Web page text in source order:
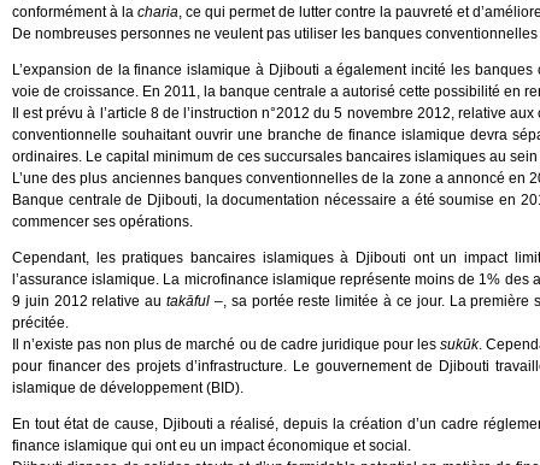
conformément à la charia, ce qui permet de lutter contre la pauvreté et
De nombreuses personnes ne veulent pas utiliser les banques
L’expansion de la finance islamique à Djibouti a également incité les
voie de croissance. En 2011, la banque centrale a autorisé cette possibilité en
Il est prévu à l’article 8 de l’instruction n°2012 du 5 novembre 2012, relative
conventionnelle souhaitant ouvrir une branche de finance islamique devra
ordinaires. Le capital minimum de ces succursales bancaires islamiques au
L’une des plus anciennes banques conventionnelles de la zone a annoncé
Banque centrale de Djibouti, la documentation nécessaire a été soumise en
commencer ses opérations.
Cependant, les pratiques bancaires islamiques à Djibouti ont un impact
l’assurance islamique. La microfinance islamique représente moins de 1% des
9 juin 2012 relative autakāful –, sa portée reste limitée à ce jour. La première
précitée.
Il n’existe pas non plus de marché ou de cadre juridique pour lessukūk.
pour financer des projets d’infrastructure. Le gouvernement de Djibouti
islamique de développement (BID).
En tout état de cause, Djibouti a réalisé, depuis la création d’un cadre
finance islamique qui ont eu un impact économique et social.